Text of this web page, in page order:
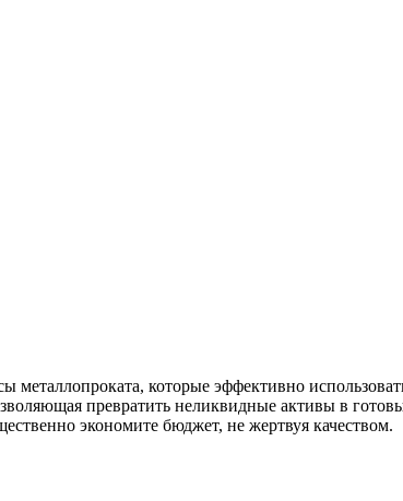
металлопроката, которые эффективно
превратить неликвидные активы в
экономите бюджет, не жертвуя качеством.